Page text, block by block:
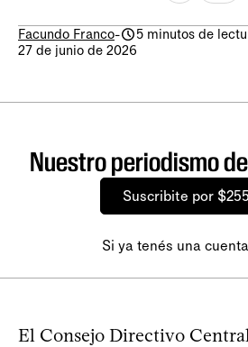
Facundo Franco-
5 minutos de
27 de junio de 2026
Nuestro periodismo
Suscribite por
Si ya tenés una cuenta
El Consejo Directivo